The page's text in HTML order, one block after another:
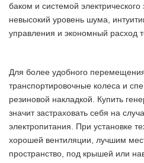
баком и системой
невысокий уровень шума,
управления и экономный расход
Для более удобного
транспортировочные колеса и
резиновой накладкой. Купить
значит застраховать себя на
электропитания. При установке
хорошей вентиляции, лучшим
пространство, под крышей или